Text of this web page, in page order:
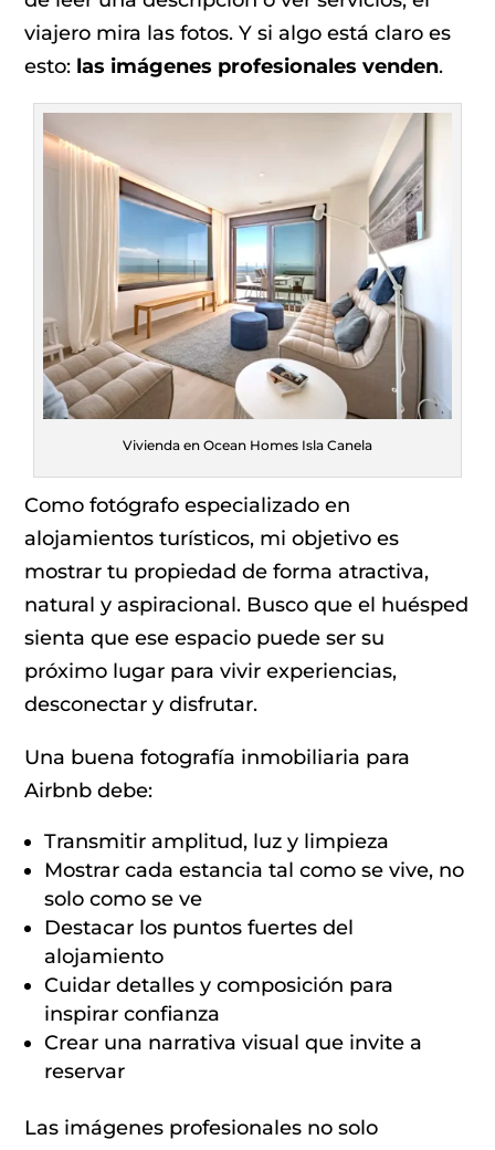
viajero mira las fotos. Y si algo está claro es
esto: las imágenes profesionales venden.
Vivienda en Ocean Homes Isla Canela
Como fotógrafo especializado en
alojamientos turísticos, mi objetivo es
mostrar tu propiedad de forma atractiva,
natural y aspiracional. Busco que el huésped
sienta que ese espacio puede ser su
próximo lugar para vivir experiencias,
desconectar y disfrutar.
Una buena fotografía inmobiliaria para
Airbnb debe:
Transmitir amplitud, luz y limpieza
Mostrar cada estancia tal como se vive, no
solo como se ve
Destacar los puntos fuertes del
alojamiento
Cuidar detalles y composición para
inspirar confianza
Crear una narrativa visual que invite a
reservar
Las imágenes profesionales no solo